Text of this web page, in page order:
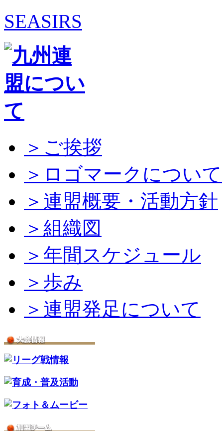
SEASIRS
＞ご挨拶
＞ロゴマークについて
＞連盟概要・活動方針
＞組織図
＞年間スケジュール
＞歩み
＞連盟発足について